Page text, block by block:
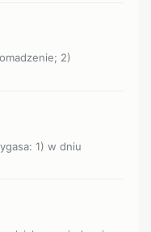
2)
1) w dniu